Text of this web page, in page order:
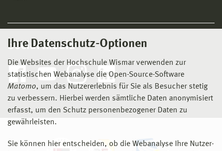
Ihre Datenschutz-Optionen
Die Websites der Hochschule Wismar verwenden zur
statistischen Webanalyse die Open-Source-Software
Matomo, um das Nutzererlebnis für Sie als Besucher stetig
zu verbessern. Hierbei werden sämtliche Daten anonymisiert
erfasst, um den Schutz personenbezogener Daten zu
gewährleisten.
Sie können hier entscheiden, ob die Webanalyse Ihre Nutzer-
Social Media